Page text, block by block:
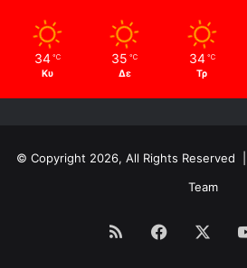
34 ℃
Κυ
35 ℃
Δε
34 ℃
Τρ
© Copyright 2026, All Rights Reserved |
Team
RSS Facebook